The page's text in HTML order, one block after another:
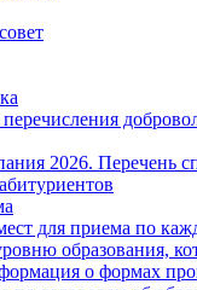
2026. Перечень
для приема по
образования,
о формах